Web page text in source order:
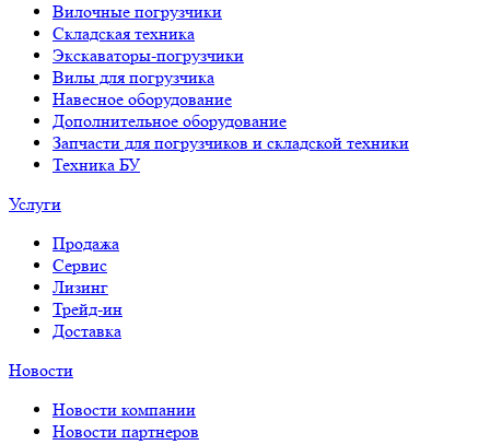
Вилочные погрузчики
Складская техника
Экскаваторы-погрузчики
Вилы для погрузчика
Навесное оборудование
Дополнительное оборудование
Запчасти для погрузчиков и складской техники
Техника БУ
Услуги
Продажа
Сервис
Лизинг
Трейд-ин
Доставка
Новости
Новости компании
Новости партнеров